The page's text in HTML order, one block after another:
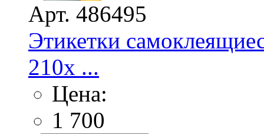
Арт. 486495
Этикетки
210x ...
Цена:
1 700